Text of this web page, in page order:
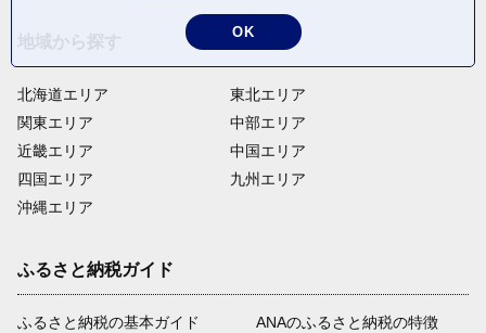
北海道エリア
関東エリア
近畿エリア
四国エリア
沖縄エリア
東北エリア
中部エリア
中国エリア
九州エリア
ふるさと納税ガイド
ふるさと納税の基本ガイド
ANAのふるさと納税の特徴
OK